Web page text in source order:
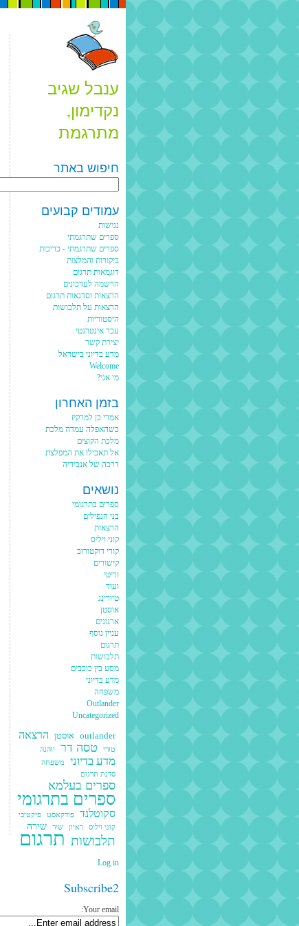
ענבל שגיב
נקדימון,
מתרגמת
חיפוש באתר
עמודים קבועים
נגישות
ספרים שתרגמתי
ספרים שתרגמתי - כריכות
ביקורות והמלצות
דוגמאות תרגום
הרשמה לעדכונים
הרצאות וסדנאות תרגום
הרצאות על תלבושות
היסטוריות
עבר אינטרנטי
יצירת קשר
מדע בדיוני בישראל
Welcome
מי אני?
בזמן האחרון
אמרי כן למרקיז
כשהאפלה עמדה מלכת
מלכת הקוצים
אל תאכילו את המפלצת
דרכה של אנבידיה
נושאים
ספרים בתרגומי
בני הנפילים
הרצאות
קוני ויליס
קורי דוקטורוב
קישורים
וריטי
ועוד
טיורינג
אוסטן
ארגונים
עניין נוסף
תרגום
תלבושות
מסע בין כוכבים
מדע בדיוני
משפחה
Outlander
Uncategorized
outlander אוסטן הרצאה
טורי טסה דר יוהנה
מדע בדיוני
משפחה
סדנת תרגום
ספרים בעלמא
ספרים בתרגומי
סקוטלנד פודקאסט
פיקטיבי
קוני ויליס
ראיון שיר שירה
תלבושות תרגום
Log in
Subscribe2
Your email: